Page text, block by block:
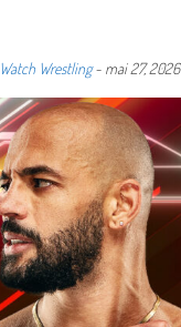
Watch Wrestling- mai 27, 2026